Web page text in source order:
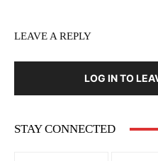
LEAVE A REPLY
LOG IN TO
STAY CONNECTED